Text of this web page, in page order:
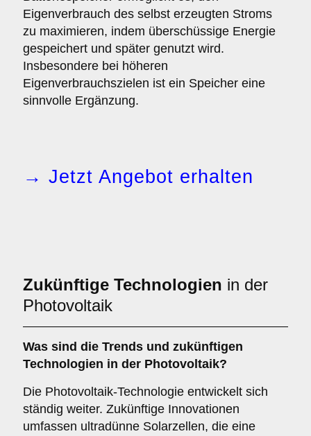
Eigenverbrauch des selbst erzeugten Stroms
zu maximieren, indem überschüssige Energie
gespeichert und später genutzt wird.
Insbesondere bei höheren
Eigenverbrauchszielen ist ein Speicher eine
sinnvolle Ergänzung.
→ Jetzt Angebot erhalten
Zukünftige Technologien in der
Photovoltaik
Was sind die Trends und zukünftigen
Technologien in der Photovoltaik?
Die Photovoltaik-Technologie entwickelt sich
ständig weiter. Zukünftige Innovationen
umfassen ultradünne Solarzellen, die eine